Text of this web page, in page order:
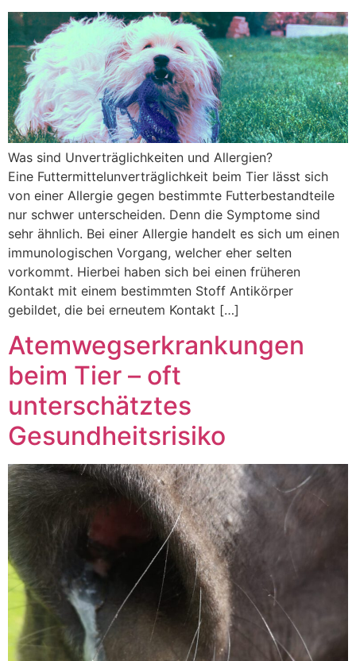
Was sind Unverträglichkeiten und Allergien?
Eine Futtermittelunverträglichkeit beim Tier lässt sich
von einer Allergie gegen bestimmte Futterbestandteile
nur schwer unterscheiden. Denn die Symptome sind
sehr ähnlich. Bei einer Allergie handelt es sich um einen
immunologischen Vorgang, welcher eher selten
vorkommt. Hierbei haben sich bei einen früheren
Kontakt mit einem bestimmten Stoff Antikörper
gebildet, die bei erneutem Kontakt […]
Atemwegserkrankungen
beim Tier – oft
unterschätztes
Gesundheitsrisiko